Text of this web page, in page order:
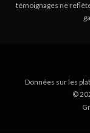
témoignages ne
Données sur les
©